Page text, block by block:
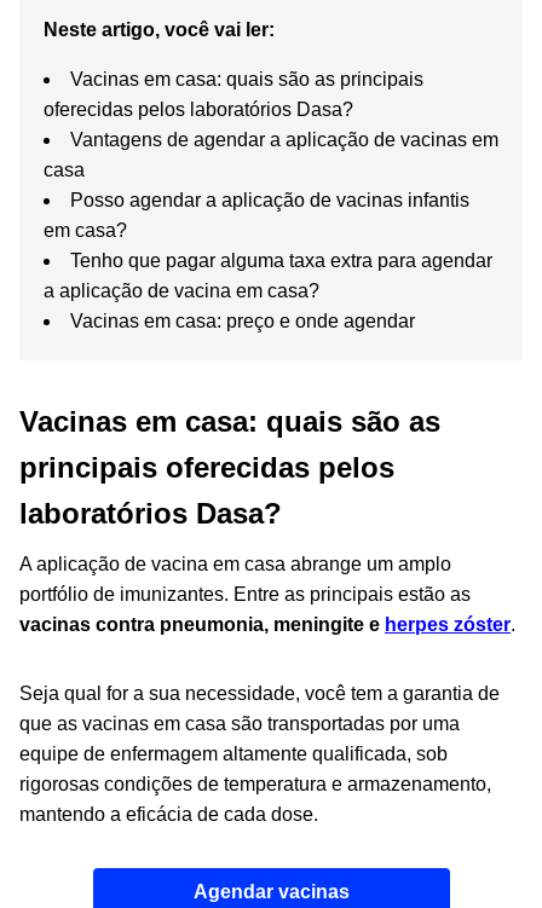
Neste artigo, você vai ler:
Vacinas em casa: quais são as principais
oferecidas pelos laboratórios Dasa?
Vantagens de agendar a aplicação de vacinas em
casa
Posso agendar a aplicação de vacinas infantis
em casa?
Tenho que pagar alguma taxa extra para agendar
a aplicação de vacina em casa?
Vacinas em casa: preço e onde agendar
Vacinas em casa: quais são as
principais oferecidas pelos
laboratórios Dasa?
A aplicação de vacina em casa abrange um amplo
portfólio de imunizantes. Entre as principais estão as
vacinas contra pneumonia, meningite e herpes zóster.
Seja qual for a sua necessidade, você tem a garantia de
que as vacinas em casa são transportadas por uma
equipe de enfermagem altamente qualificada, sob
rigorosas condições de temperatura e armazenamento,
mantendo a eficácia de cada dose.
Agendar vacinas